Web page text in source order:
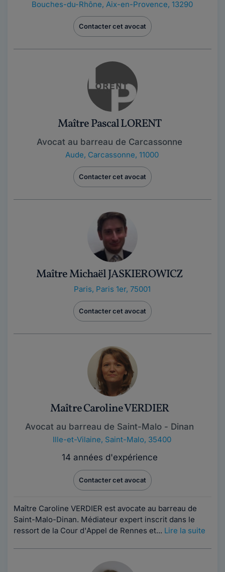
Bouches-du-Rhône, Aix-en-Provence, 13290
Contacter cet avocat
Maître Pascal LORENT
Avocat au barreau de Carcassonne
Aude, Carcassonne, 11000
Contacter cet avocat
Maître Michaël JASKIEROWICZ
Paris, Paris 1er, 75001
Contacter cet avocat
Maître Caroline VERDIER
Avocat au barreau de Saint-Malo - Dinan
Ille-et-Vilaine, Saint-Malo, 35400
14 années d'expérience
Contacter cet avocat
Maître Caroline VERDIER est avocate au barreau de
Saint-Malo-Dinan. Médiateur expert inscrit dans le
ressort de la Cour d'Appel de Rennes et... Lire la suite